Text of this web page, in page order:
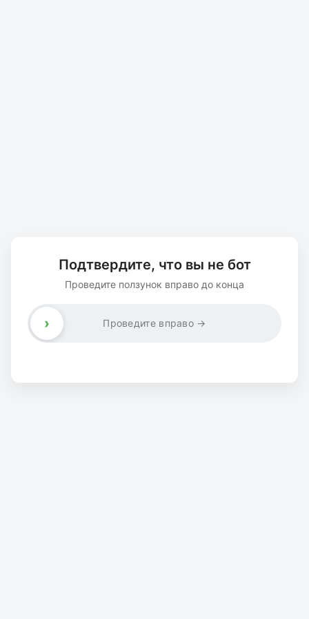
Подтвердите, что вы не бот
Проведите ползунок вправо до конца
Проведите вправо →
›